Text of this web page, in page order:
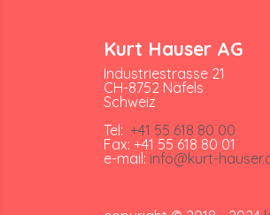
Kurt Hauser AG
Industriestrasse 21
CH-8752 Näfels
Schweiz
Tel: +41 55 618 80 00
Fax: +41 55 618 80 01
e-mail: info@kurt-